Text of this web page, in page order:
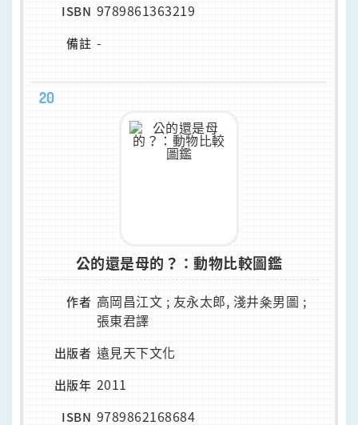
ISBN 9789861363219
備註 -
20
公的還是母的？：動物比較圖鑑
作者 高岡昌江文 ; 友永太郎, 淺井粂男圖 ;
張東君譯
出版者 遠見天下文化
出版年 2011
ISBN 9789862168684